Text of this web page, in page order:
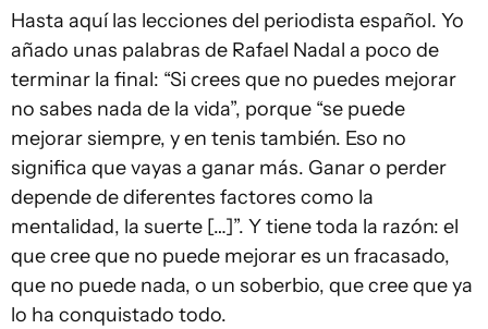
Hasta aquí las lecciones del periodista español. Yo
añado unas palabras de Rafael Nadal a poco de
terminar la final: “Si crees que no puedes mejorar
no sabes nada de la vida”, porque “se puede
mejorar siempre, y en tenis también. Eso no
significa que vayas a ganar más. Ganar o perder
depende de diferentes factores como la
mentalidad, la suerte […]”. Y tiene toda la razón: el
que cree que no puede mejorar es un fracasado,
que no puede nada, o un soberbio, que cree que ya
lo ha conquistado todo.